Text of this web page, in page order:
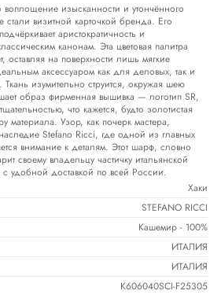
изысканности и утончённого
стали визитной карточкой бренда. Его
аристократичность и
канонам. Эта цветовая палитра
оставляя на поверхности лишь мягкие
аксессуаром как для деловых, так и
изумительно струится, окружая шею
образ фирменная вышивка — логотип SR,
что кажется, будто золотистая
материала. Узор, как почерк мастера,
Stefano Ricci, где одной из главных
внимание к деталям. Этот шарф, словно
своему владельцу частичку итальянской
удобной доставкой по всей России.
Хаки
STEFANO RICCI
Кашемир - 100%
ИТАЛИЯ
ИТАЛИЯ
K606040SCI-F25305